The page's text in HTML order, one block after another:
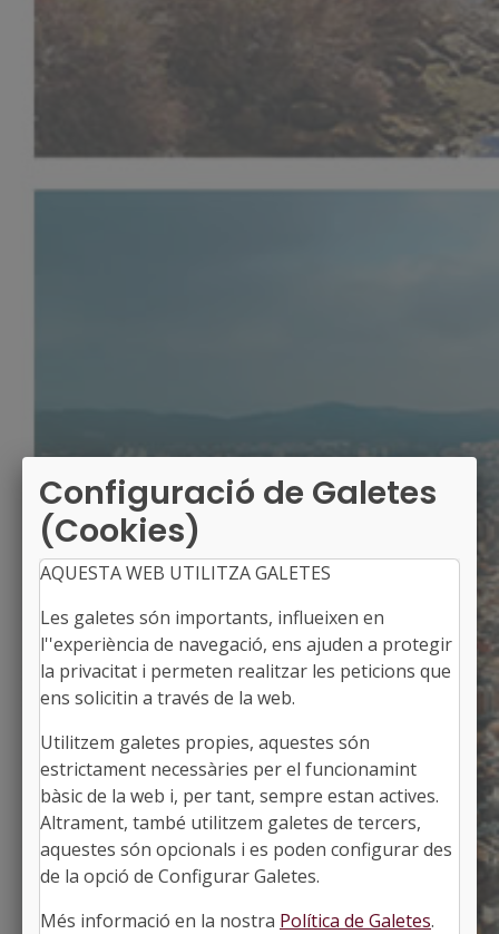
ALFÉS
Alcaldessa: Dèlia Almenara Solsona
El Segrià, Lleida
Població: 284
Superfície: 32,09 km2
http://www.alfes.cat
Configuració de Galetes
(Cookies)
AQUESTA WEB UTILITZA GALETES
Les galetes són importants, influeixen en
l''experiència de navegació, ens ajuden a protegir
la privacitat i permeten realitzar les peticions que
ens solicitin a través de la web.
Utilitzem galetes propies, aquestes són
estrictament necessàries per el funcionamint
bàsic de la web i, per tant, sempre estan actives.
Altrament, també utilitzem galetes de tercers,
aquestes són opcionals i es poden configurar des
de la opció de Configurar Galetes.
Més informació en la nostra Política de Galetes.